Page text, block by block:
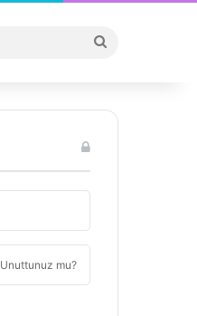
...
Unuttunuz mu?